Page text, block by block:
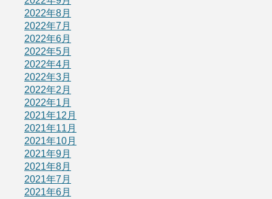
2022年8月
2022年7月
2022年6月
2022年5月
2022年4月
2022年3月
2022年2月
2022年1月
2021年12月
2021年11月
2021年10月
2021年9月
2021年8月
2021年7月
2021年6月